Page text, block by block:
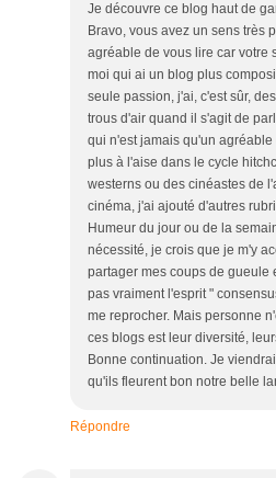
Je découvre ce blog haut de
Bravo, vous avez un sens très
agréable de vous lire car votre
moi qui ai un blog plus
seule passion, j'ai, c'est sûr,
trous d'air quand il s'agit de
qui n'est jamais qu'un
plus à l'aise dans le cycle
westerns ou des cinéastes de
cinéma, j'ai ajouté d'autres
Humeur du jour ou de la
nécessité, je crois que je m'y
partager mes coups de gueule
pas vraiment l'esprit "
me reprocher. Mais personne
ces blogs est leur diversité,
Bonne continuation. Je
qu'ils fleurent bon notre belle
Répondre